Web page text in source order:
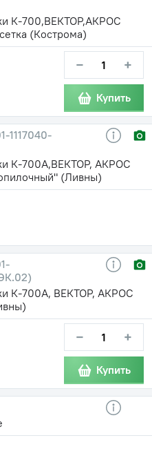
К-700,ВЕКТОР,АКРОС
(Кострома)
− +
Купить
1117040-
К-700А,ВЕКТОР, АКРОС
(Ливны)
К-700А, ВЕКТОР, АКРОС
− +
Купить